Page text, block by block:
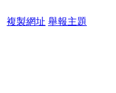
複製網址 舉報主題